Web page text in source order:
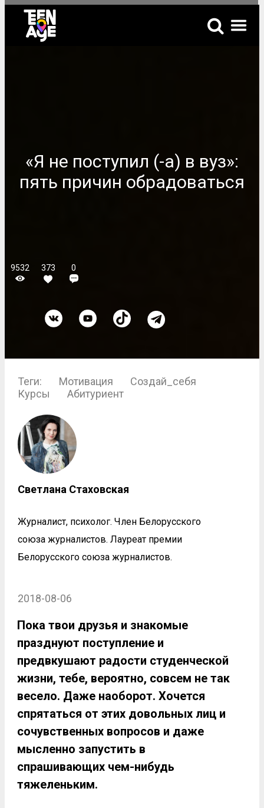
«Я не поступил (-а) в вуз»:
пять причин обрадоваться
9532 373 0
Теги: Мотивация
Создай_себя
Курсы
Абитуриент
Светлана Стаховская
Журналист, психолог. Член Белорусского
союза журналистов. Лауреат премии
Белорусского союза журналистов.
2018-08-06
Пока твои друзья и знакомые
празднуют поступление и
предвкушают радости студенческой
жизни, тебе, вероятно, совсем не так
весело. Даже наоборот. Хочется
спрятаться от этих довольных лиц и
сочувственных вопросов и даже
мысленно запустить в
спрашивающих чем-нибудь
тяжеленьким.